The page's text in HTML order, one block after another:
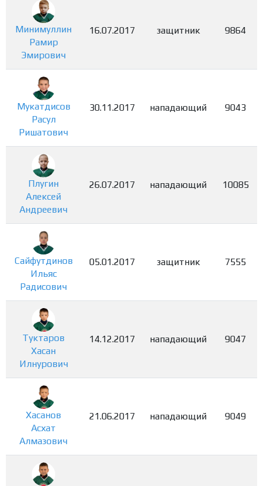
Минимуллин
Рамир
Эмирович
16.07.2017 защитник 9864
Мукатдисов
Расул
Ришатович
30.11.2017 нападающий 9043
Плугин
Алексей
Андреевич
26.07.2017 нападающий 10085
Сайфутдинов
Ильяс
Радисович
05.01.2017 защитник 7555
Туктаров
Хасан
Илнурович
14.12.2017 нападающий 9047
Хасанов
Асхат
Алмазович
21.06.2017 нападающий 9049